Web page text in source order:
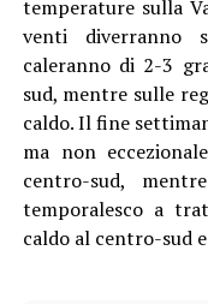
temperature sulla
venti diverranno
caleranno di 2-3
sud, mentre sulle
caldo. Il fine
ma non
centro-sud,
temporalesco a
caldo al centro-sud